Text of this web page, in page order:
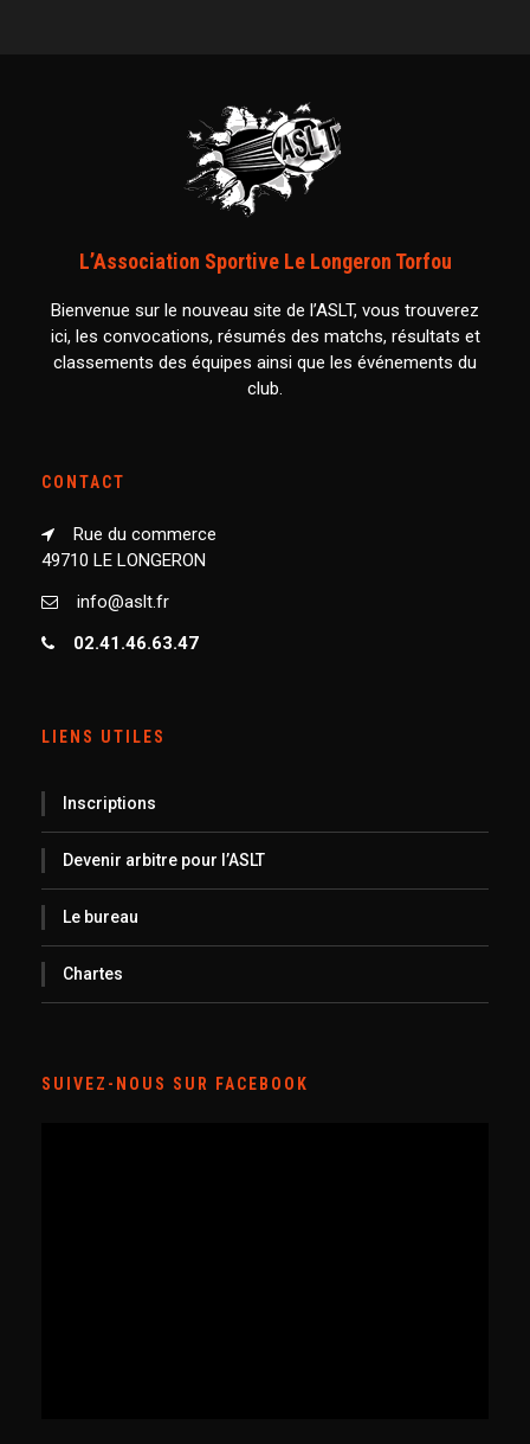
L’Association Sportive Le Longeron Torfou
Bienvenue sur le nouveau site de l’ASLT, vous trouverez
ici, les convocations, résumés des matchs, résultats et
classements des équipes ainsi que les événements du
club.
CONTACT
Rue du commerce
49710 LE LONGERON
info@aslt.fr
02.41.46.63.47
LIENS UTILES
Inscriptions
Devenir arbitre pour l’ASLT
Le bureau
Chartes
SUIVEZ-NOUS SUR FACEBOOK